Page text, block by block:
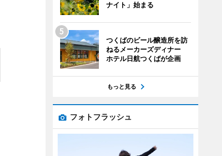
ナイト」始まる
つくばのビール醸造所を訪
ねるメーカーズディナー
ホテル日航つくばが企画
もっと見る
フォトフラッシュ